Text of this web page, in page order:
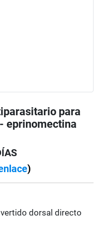
para
eprinomectina
)
dorsal directo